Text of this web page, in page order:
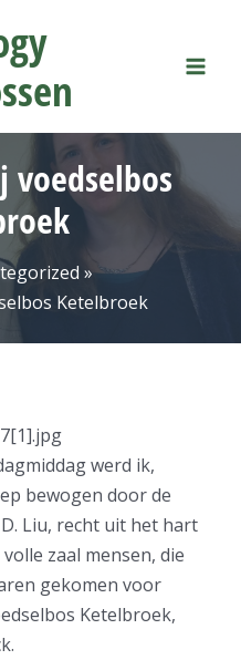
voedselbos
Ketelbroek
werd ik,
bewogen door de
Liu, recht uit het hart
zaal mensen, die
gekomen voor
Ketelbroek,